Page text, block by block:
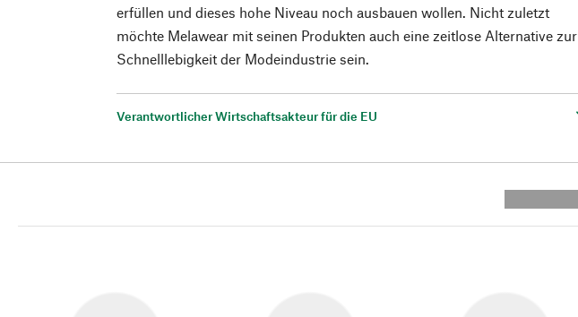
erfüllen und dieses hohe Niveau noch ausbauen wollen. Nicht zuletzt
möchte Melawear mit seinen Produkten auch eine zeitlose Alternative zur
Schnelllebigkeit der Modeindustrie sein.
Verantwortlicher Wirtschaftsakteur für die EU